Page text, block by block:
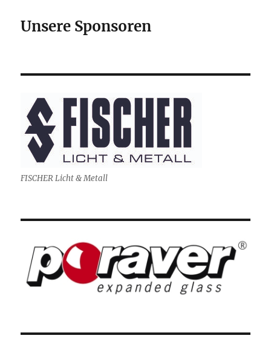
Unsere Sponsoren
FISCHER Licht & Metall